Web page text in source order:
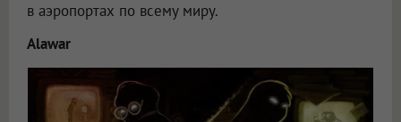
в аэропортах по всему миру.
Alawar